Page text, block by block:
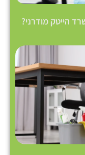
הייטק מודרני?